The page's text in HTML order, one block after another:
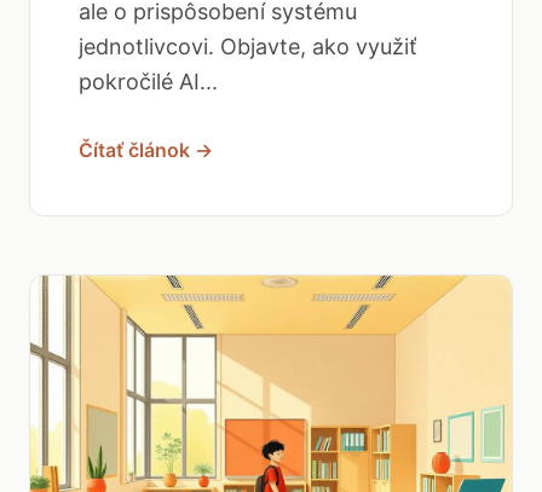
ale o prispôsobení systému
jednotlivcovi. Objavte, ako využiť
pokročilé AI...
Čítať článok →